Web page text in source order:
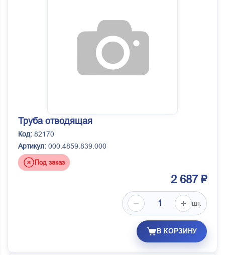
Труба отводящая
Код: 82170
Артикул: 000.4859.839.000
Под заказ
2 687 ₽
шт.
В КОРЗИНУ